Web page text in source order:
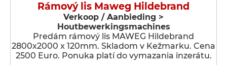
Rámový lis Maweg Hildebrand
Verkoop / Aanbieding >
Houtbewerkingsmachines
Predám rámový lis MAWEG Hildebrand
2800x2000 x 120mm. Skladom v Kežmarku. Cena
2500 Euro. Ponuka platí do vymazania inzerátu.